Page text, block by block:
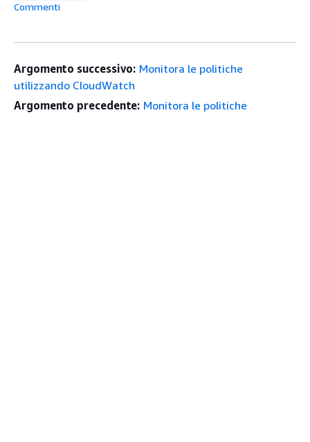
Commenti
Argomento successivo: Monitora le politiche
utilizzando CloudWatch
Argomento precedente: Monitora le politiche